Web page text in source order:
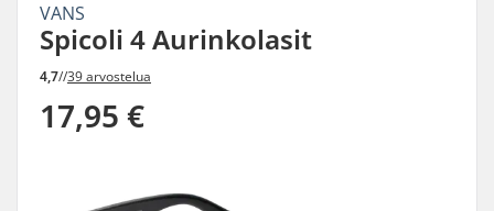
VANS
Spicoli 4 Aurinkolasit
4,7//39 arvostelua
17,95 €